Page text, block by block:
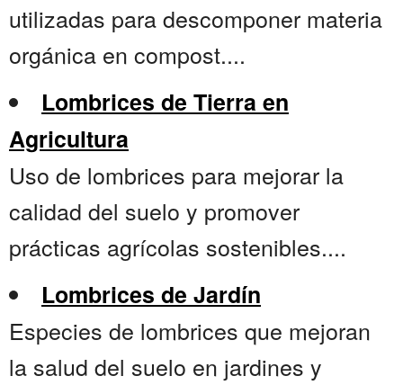
utilizadas para descomponer materia
orgánica en compost....
Lombrices de Tierra en
Agricultura
Uso de lombrices para mejorar la
calidad del suelo y promover
prácticas agrícolas sostenibles....
Lombrices de Jardín
Especies de lombrices que mejoran
la salud del suelo en jardines y